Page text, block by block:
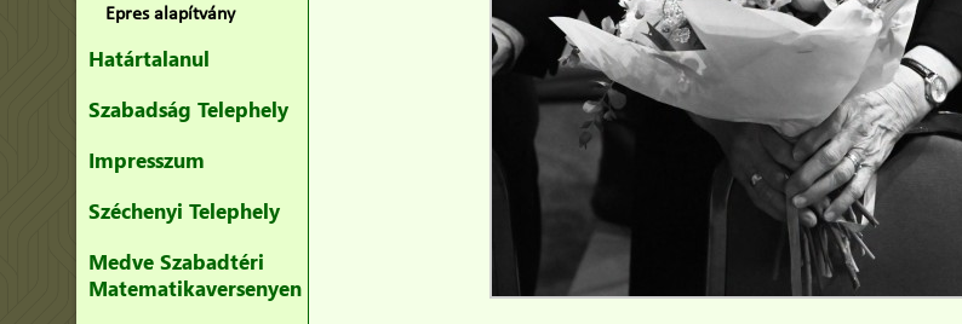
Epres alapítvány
Határtalanul
Szabadság Telephely
Impresszum
Széchenyi Telephely
Medve Szabadtéri
Matematikaversenyen